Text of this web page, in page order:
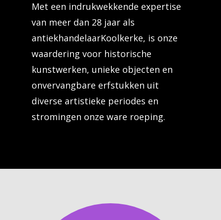
Met een indrukwekkende expertise
van meer dan 28 jaar als
antiekhandelaarKoolkerke, is onze
waardering voor historische
kunstwerken, unieke objecten en
onvervangbare erfstukken uit
diverse artistieke periodes en
stromingen onze ware roeping.